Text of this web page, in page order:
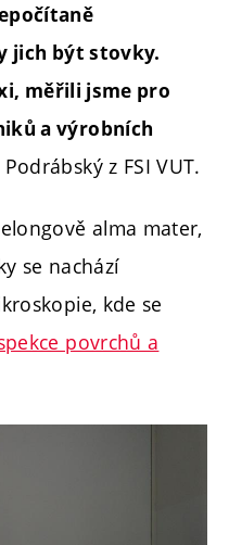
jich být stovky.
měřili jsme pro
a výrobních
z FSI VUT.
alma mater,
se nachází
kde se
povrchů a